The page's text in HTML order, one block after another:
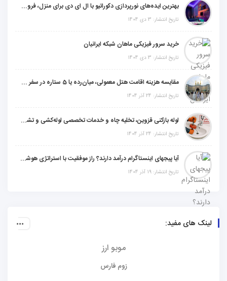
بهترین ایده‌های نورپردازی دکوراتیو با ال ای دی برای منزل، فروشگاه و دفتر کار
تاریخ انتشار: 3 دی 1404
خرید سرور فیزیکی ماهان شبکه ایرانیان
تاریخ انتشار: 3 دی 1404
مقایسه هزینه اقامت هتل معمولی، میان‌رده یا 5 ستاره در سفر زیارتی عراق
تاریخ انتشار: 24 آذر 1404
لوله بازکنی قزوین، تخلیه چاه و خدمات تخصصی لوله‌کشی و تشخیص ترکیدگی
تاریخ انتشار: 24 آذر 1404
آیا پیجهای اینستاگرام درآمد دارند؟ راز موفقیت با استراتژی هوشمندانه
تاریخ انتشار: 19 آذر 1404
لینک های مفید:
موبو ارز
زوم فارس